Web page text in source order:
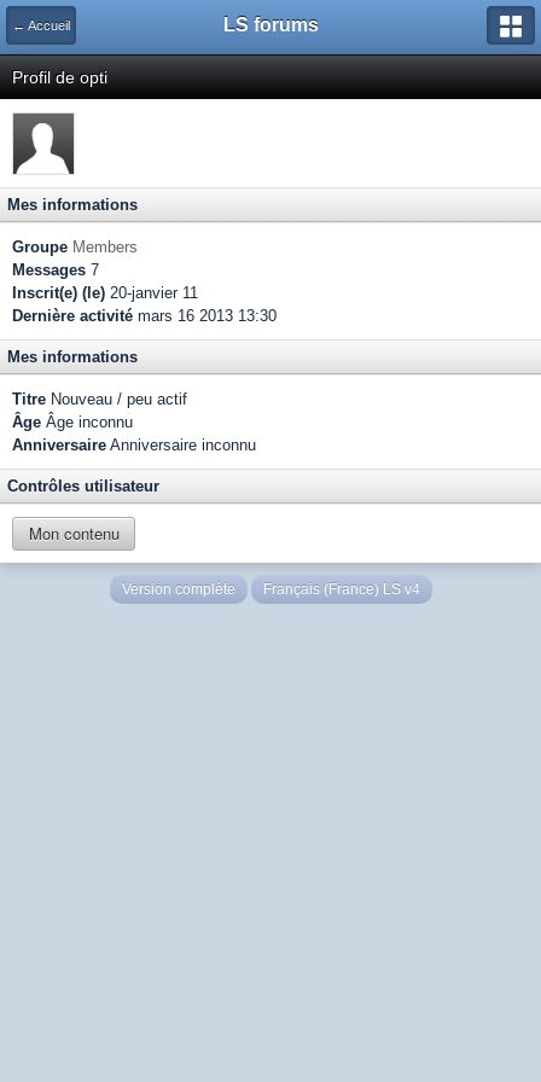
← Accueil LS forums
Profil de opti
Mes informations
Groupe Members
Messages 7
Inscrit(e) (le) 20-janvier 11
Dernière activité mars 16 2013 13:30
Mes informations
Titre Nouveau / peu actif
Âge Âge inconnu
Anniversaire Anniversaire inconnu
Contrôles utilisateur
Mon contenu
Version complète Français (France) LS v4